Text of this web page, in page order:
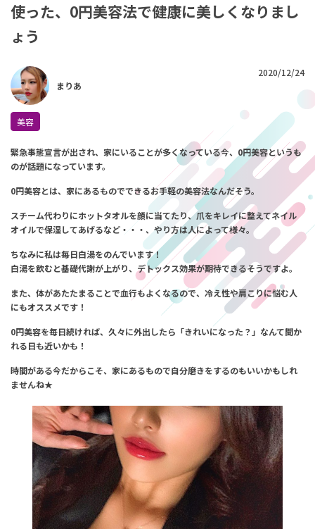
使った、0円美容法で健康に美しくなりまし
ょう
まりあ
2020/12/24
美容
緊急事態宣言が出され、家にいることが多くなっている今、0円美容というも
のが話題になっています。
0円美容とは、家にあるものでできるお手軽の美容法なんだそう。
スチーム代わりにホットタオルを顔に当てたり、爪をキレイに整えてネイル
オイルで保湿してあげるなど・・・、やり方は人によって様々。
ちなみに私は毎日白湯をのんでいます！
白湯を飲むと基礎代謝が上がり、デトックス効果が期待できるそうですよ。
また、体があたたまることで血行もよくなるので、冷え性や肩こりに悩む人
にもオススメです！
0円美容を毎日続ければ、久々に外出したら「きれいになった？」なんて聞か
れる日も近いかも！
時間がある今だからこそ、家にあるもので自分磨きをするのもいいかもしれ
ませんね★